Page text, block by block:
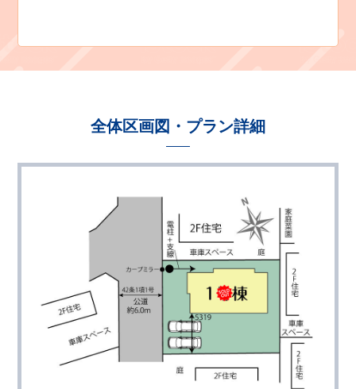
全体区画図・プラン詳細